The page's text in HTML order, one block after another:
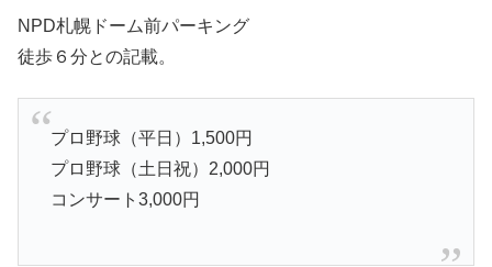
NPD札幌ドーム前パーキング
徒歩６分との記載。
プロ野球（平日）1,500円
プロ野球（土日祝）2,000円
コンサート3,000円